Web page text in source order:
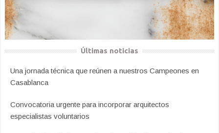
Últimas noticias
Una jornada técnica que reúnen a nuestros Campeones en
Casablanca
Convocatoria urgente para incorporar arquitectos
especialistas voluntarios